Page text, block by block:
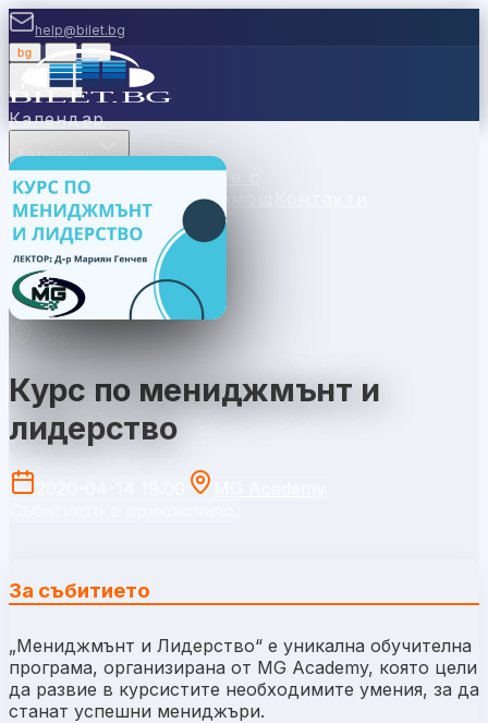
help@bilet.bg
bg |
Вход
Календар
Категории
МестаКасиПродавайте с
насВаучери НовиниПомощ
София
Курс по мениджмънт и
лидерство
За събитието
„Мениджмънт и Лидерство“ е уникална обучителна
програма, организирана от MG Academy, която цели
да развие в курсистите необходимите умения, за да
станат успешни мениджъри.